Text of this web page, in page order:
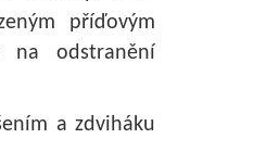
příďovým
odstranění
a zdviháku